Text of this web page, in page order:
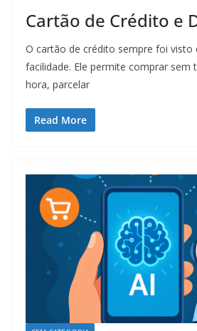
Cartão de Crédito e
O cartão de crédito sempre foi visto
facilidade. Ele permite comprar sem
hora, parcelar
Read More